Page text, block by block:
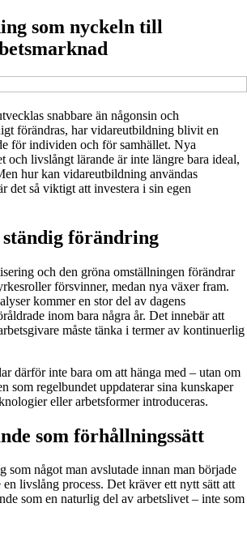
som nyckeln till
snabbare än någonsin och
förändras, har vidareutbildning blivit en
för individen och för samhället. Nya
och livslångt lärande är inte längre bara ideal,
hur kan vidareutbildning användas
det så viktigt att investera i sin egen
förändring
och den gröna omställningen förändrar
försvinner, medan nya växer fram.
kommer en stor del av dagens
inom bara några år. Det innebär att
måste tänka i termer av kontinuerlig
därför inte bara om att hänga med – utan om
som regelbundet uppdaterar sina kunskaper
eller arbetsformer introduceras.
som förhållningssätt
som något man avslutade innan man började
en livslång process. Det kräver ett nytt sätt att
som en naturlig del av arbetslivet – inte som